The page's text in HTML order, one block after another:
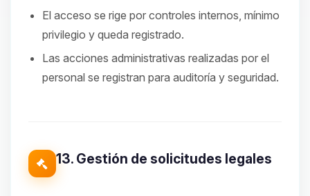
El acceso se rige por controles internos, mínimo
privilegio y queda registrado.
Las acciones administrativas realizadas por el
personal se registran para auditoría y seguridad.
13. Gestión de solicitudes legales